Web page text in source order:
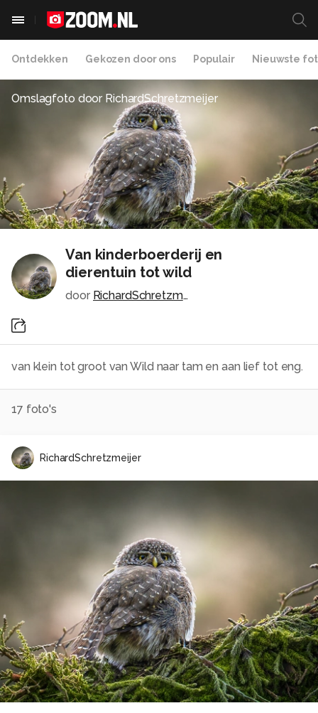
Ontdekken Gekozen door ons Populair Nieuwste
Omslagfoto door RichardSchretzmeijer
Van kinderboerderij en
dierentuin tot wild
door RichardSchretzmeijer
van klein tot groot van Wild naar tam en aan lief tot eng.
17 foto's
RichardSchretzmeijer